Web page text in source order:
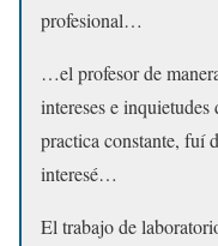
profesional…
…el profesor de
intereses e
practica constante, fuí
interesé…
El trabajo de